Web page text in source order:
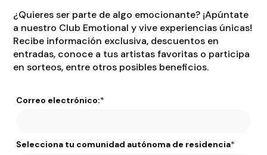
¿Quieres ser parte de algo emocionante? ¡Apúntate
a nuestro Club Emotional y vive experiencias únicas!
Recibe información exclusiva, descuentos en
entradas, conoce a tus artistas favoritas o participa
en sorteos, entre otros posibles beneficios.
Correo electrónico:*
Selecciona tu comunidad autónoma de residencia*